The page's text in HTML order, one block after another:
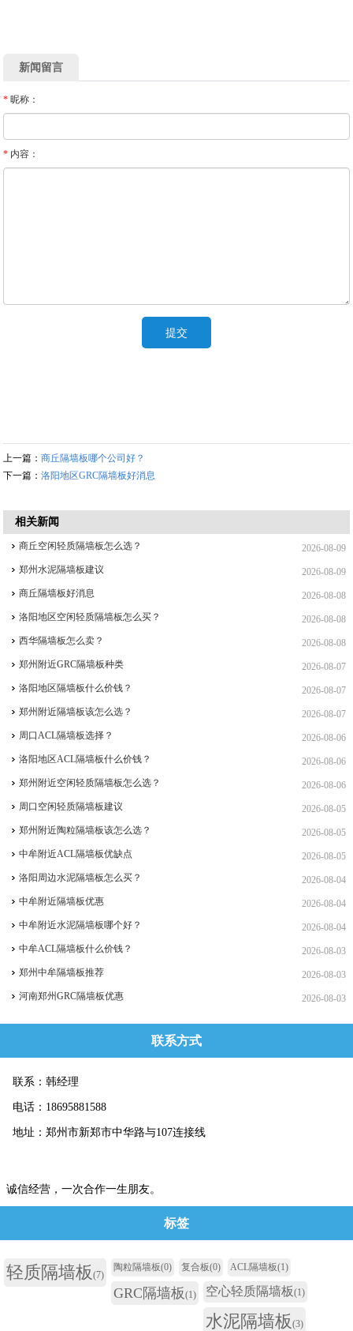
新闻留言
* 昵称：
* 内容：
上一篇：商丘隔墙板哪个公司好？
下一篇：洛阳地区GRC隔墙板好消息
相关新闻
2026-08-09
商丘空闲轻质隔墙板怎么选？
2026-08-09
郑州水泥隔墙板建议
2026-08-08
商丘隔墙板好消息
2026-08-08
洛阳地区空闲轻质隔墙板怎么买？
2026-08-08
西华隔墙板怎么卖？
2026-08-07
郑州附近GRC隔墙板种类
2026-08-07
洛阳地区隔墙板什么价钱？
2026-08-07
郑州附近隔墙板该怎么选？
2026-08-06
周口ACL隔墙板选择？
2026-08-06
洛阳地区ACL隔墙板什么价钱？
2026-08-06
郑州附近空闲轻质隔墙板怎么选？
2026-08-05
周口空闲轻质隔墙板建议
2026-08-05
郑州附近陶粒隔墙板该怎么选？
2026-08-05
中牟附近ACL隔墙板优缺点
2026-08-04
洛阳周边水泥隔墙板怎么买？
2026-08-04
中牟附近隔墙板优惠
2026-08-04
中牟附近水泥隔墙板哪个好？
2026-08-03
中牟ACL隔墙板什么价钱？
2026-08-03
郑州中牟隔墙板推荐
2026-08-03
河南郑州GRC隔墙板优惠
联系方式
联系：韩经理
电话：18695881588
地址：郑州市新郑市中华路与107连接线
诚信经营，一次合作一生朋友。
标签
轻质隔墙板 (7)
陶粒隔墙板(0) 复合板(0) ACL隔墙板(1)
GRC隔墙板(1) 空心轻质隔墙板(1)
水泥隔墙板 (3)